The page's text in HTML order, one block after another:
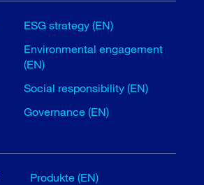
ESG strategy (EN)
Environmental engagement
(EN)
Social responsibility (EN)
Governance (EN)
Produkte (EN)